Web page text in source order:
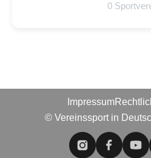
0
Impressum
© Vereinssport in